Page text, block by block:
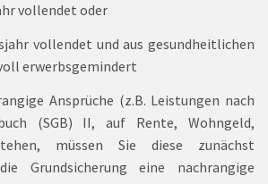
vollendet oder
vollendet und aus gesundheitlichen
erwerbsgemindert
Ansprüche (z.B. Leistungen nach
(SGB) II, auf Rente, Wohngeld,
müssen Sie diese zunächst
Grundsicherung eine nachrangige